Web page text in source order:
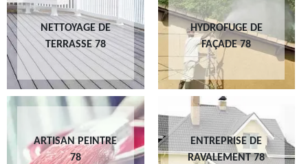
NETTOYAGE DE
TERRASSE 78
HYDROFUGE DE
FAÇADE 78
ARTISAN PEINTRE
78
ENTREPRISE DE
RAVALEMENT 78